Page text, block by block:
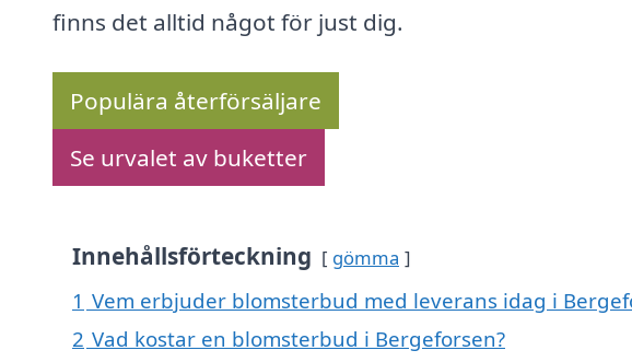
finns det alltid något för just dig.
Populära återförsäljare
Se urvalet av buketter
Innehållsförteckning gömma
1 Vem erbjuder blomsterbud med leverans idag i
2 Vad kostar en blomsterbud i Bergeforsen?